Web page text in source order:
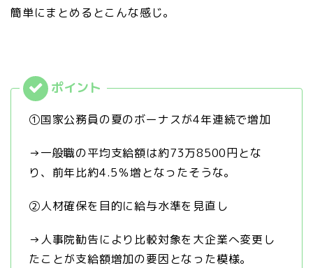
簡単にまとめるとこんな感じ。
①国家公務員の夏のボーナスが4年連続で増加
→一般職の平均支給額は約73万8500円とな
り、前年比約4.5％増となったそうな。
②人材確保を目的に給与水準を見直し
→人事院勧告により比較対象を大企業へ変更し
たことが支給額増加の要因となった模様。